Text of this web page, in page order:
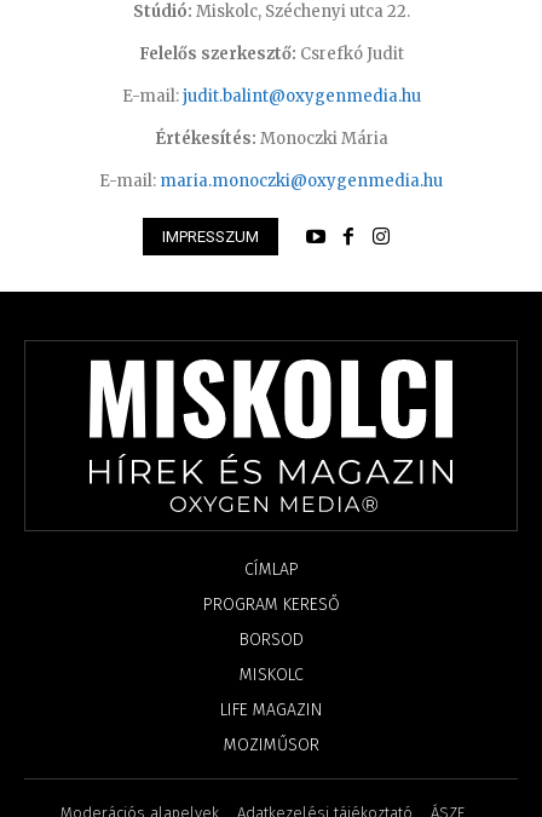
Stúdió: Miskolc, Széchenyi utca 22.
Felelős szerkesztő: Csrefkó Judit
E-mail:judit.balint@oxygenmedia.hu
Értékesítés: Monoczki Mária
E-mail: maria.monoczki@oxygenmedia.hu
IMPRESSZUM
CÍMLAP
PROGRAM KERESŐ
BORSOD
MISKOLC
LIFE MAGAZIN
MOZIMŰSOR
Moderációs alapelvek Adatkezelési tájékoztató ÁSZF